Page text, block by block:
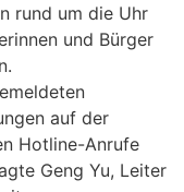
rund um die Uhr
und Bürger
auf der
Hotline-Anrufe
Geng Yu, Leiter